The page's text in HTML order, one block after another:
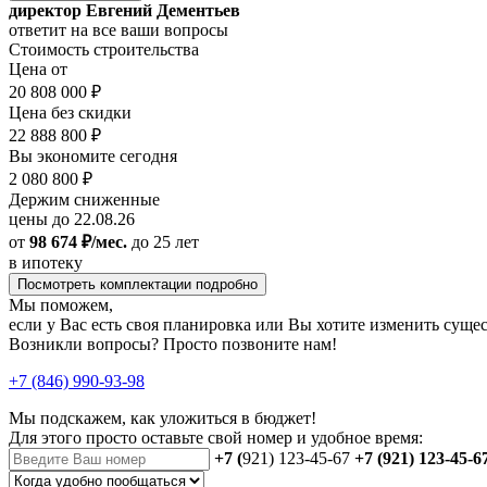
директор Евгений Дементьев
ответит на все ваши вопросы
Стоимость строительства
Цена от
20 808 000 ₽
Цена без скидки
22 888 800 ₽
Вы экономите сегодня
2 080 800 ₽
Держим сниженные
цены до 22.08.26
от 98 674 ₽/мес. до 25 лет
в ипотеку
Посмотреть комплектации подробно
Мы поможем,
если у Вас есть своя планировка или Вы хотите изменить
Возникли вопросы? Просто позвоните нам!
+7 (846) 990-93-98
Мы подскажем, как уложиться в бюджет!
Для этого просто оставьте свой номер и удобное время:
+7 (921) 123-45-67 +7 (921) 123-45-